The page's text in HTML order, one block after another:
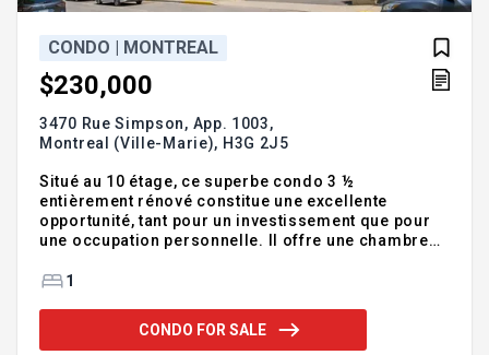
CONDO | MONTREAL
$230,000
3470 Rue Simpson, App. 1003,
Montreal (Ville-Marie), H3G 2J5
Situé au 10 étage, ce superbe condo 3 ½
entièrement rénové constitue une excellente
opportunité, tant pour un investissement que pour
une occupation personnelle. Il offre une chambre
balcon, au sein d'un immeuble en béton bien
dont une piscine, un sauna et une cour intérieure.
Une propriété idéale pour un étudiant, un
1
CONDO FOR SALE